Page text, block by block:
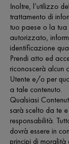
Inoltre, l’utilizzo
trattamento di
tuo paese o la tua
autorizzato,
identificazione
Prendi atto ed
riconoscerà alcun
Utente e/o per
a tale contenuto.
Qualsiasi
sarà scelto da te
responsabilità.
dovrà essere in
principi di moralità